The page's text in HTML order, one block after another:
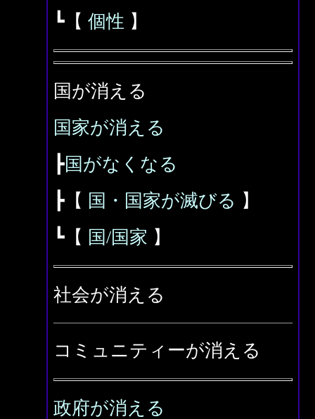
┗【 個性 】
国が消える
国家が消える
┣国がなくなる
┣【 国・国家が滅びる 】
┗【 国/国家 】
社会が消える
コミュニティーが消える
政府が消える